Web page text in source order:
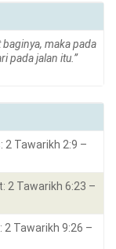
maka pada
pada jalan itu.”
2 Tawarikh 2:9 –
2 Tawarikh 6:23 –
2 Tawarikh 9:26 –